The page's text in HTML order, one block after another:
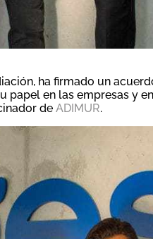
ha firmado un
en las empresas y
de ADIMUR.